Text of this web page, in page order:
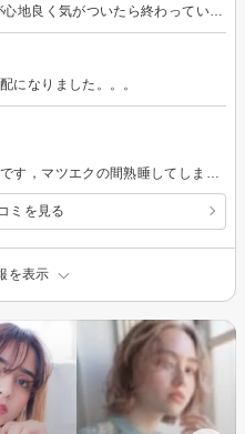
とてもリラックスできました。 椅子が心地良く気がついたら終わっていました。 長さや形の説明も丁寧でした。
になりました。。。
ミを見る
を表示